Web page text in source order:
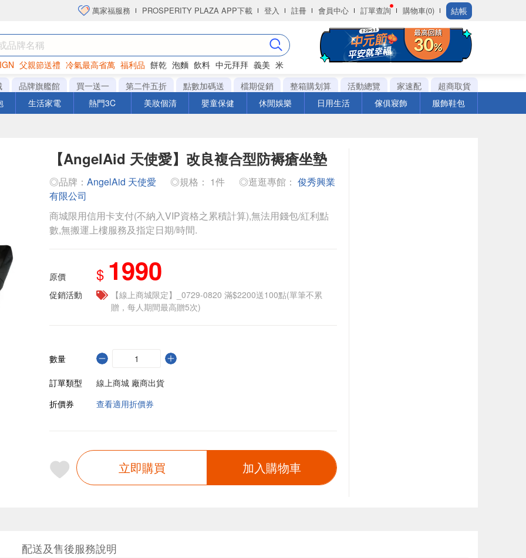
萬家福服務 PROSPERITY PLAZA APP下載 登入 註冊 會員中心 訂單查詢 購物車(0) 結帳
父親節送禮 冷氣最高省萬 福利品 餅乾 泡麵 飲料 中元拜拜 義美 米
洋芋片
品牌旗艦館 買一送一 第二件五折 點數加碼送 檔期促銷 整箱購划算 活動總覽 家速配
超商取貨
生活家電 熱門3C 美妝個清 嬰童保健 休閒娛樂 日用生活 傢俱寢飾 服飾鞋包
【AngelAid 天使愛】改良複合型防褥瘡坐墊
◎品牌： AngelAid 天使愛 ◎規格： 1件 ◎逛逛專館： 俊秀興業
有限公司
商城限用信用卡支付(不納入VIP資格之累積計算),無法用錢包/紅利點
數,無搬運上樓服務及指定日期/時間.
原價 $ 1990
促銷活動
【線上商城限定】_0729-0820 滿$2200送100點(單筆不累
贈，每人期間最高贈5次)
數量
訂單類型
線上商城 廠商出貨
折價券
查看適用折價券
立即購買 加入購物車
配送及售後服務說明